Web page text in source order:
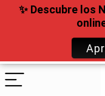
✨ Descubre los